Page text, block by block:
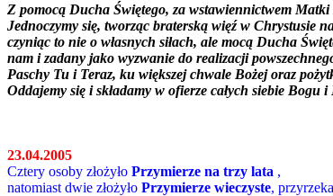
Z pomocą Ducha Świętego, za wstawiennictwem Matki
Jednoczymy się, tworząc braterską więź w Chrystusie
czyniąc to nie o własnych siłach, ale mocą Ducha
nam i zadany jako wyzwanie do realizacji
Paschy Tu i Teraz, ku większej chwale Bożej oraz
Oddajemy się i składamy w ofierze całych siebie Bogu
23.04.2005
Cztery osoby złożyło Przymierze na trzy lata ,
natomiast dwie złożyło Przymierze wieczyste,